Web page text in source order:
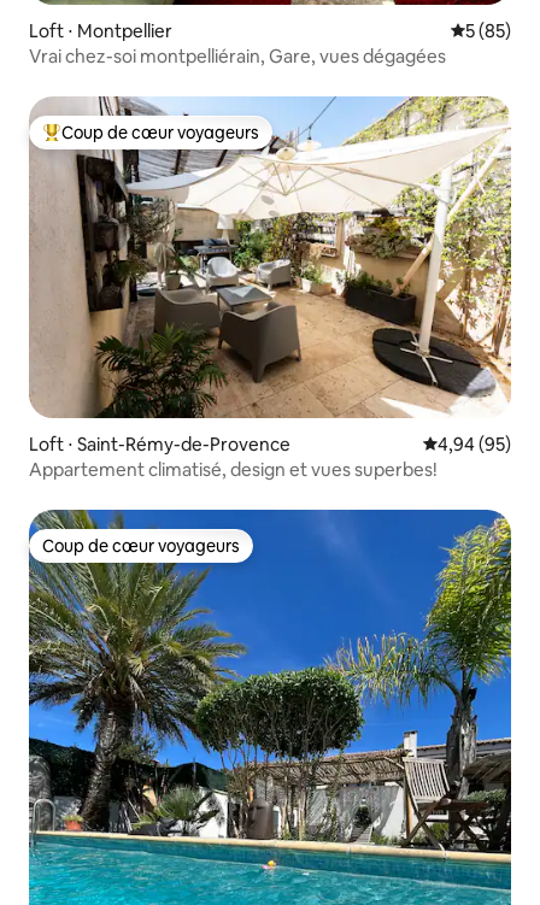
Loft ⋅ Montpellier
5 (85)
Vrai chez-soi montpelliérain, Gare, vues dégagées
Coups de cœur voyageurs les plus appréciés
Coup de cœur voyageurs
Loft ⋅ Saint-Rémy-de-Provence Évaluation
4,94 (95)
Appartement climatisé, design et vues superbes!
Coup de cœur voyageurs
Coup de cœur voyageurs